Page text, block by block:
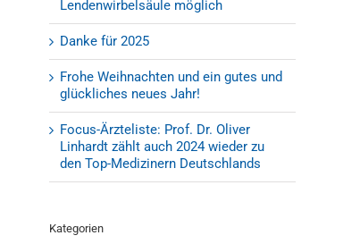
Lendenwirbelsäule möglich
Danke für 2025
Frohe Weihnachten und ein gutes und
glückliches neues Jahr!
Focus-Ärzteliste: Prof. Dr. Oliver
Linhardt zählt auch 2024 wieder zu
den Top-Medizinern Deutschlands
Kategorien